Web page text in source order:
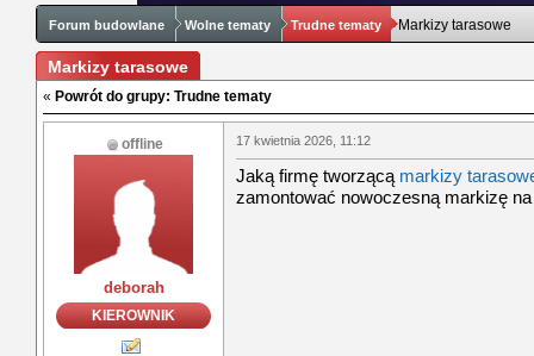
Forum budowlane Wolne tematy Trudne tematy Markizy tarasowe
Markizy tarasowe
« Powrót do grupy: Trudne tematy
offline
deborah
KIEROWNIK
17 kwietnia 2026, 11:12
Jaką firmę tworzącą markizy
zamontować nowoczesną markizę